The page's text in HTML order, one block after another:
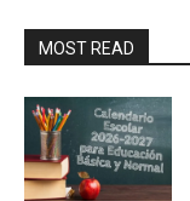
MOST READ